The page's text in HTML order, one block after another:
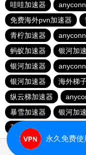
哇哇加速器
免费海外pvn加速器
青柠加速器
蚂蚁加速器
银河加
银河加速器
银河加速器
海外梯
纵云梯加速器
暴雪加速器
银河加
荔枝加速器
永久免费